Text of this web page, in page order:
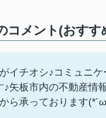
コメント(おすす
イチオシ♪コミュニ
矢板市内の不動産情
ら承っております